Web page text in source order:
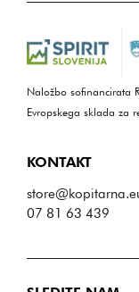
Naložbo sofinancirata
Evropskega sklada za
KONTAKT
07 81 63 439